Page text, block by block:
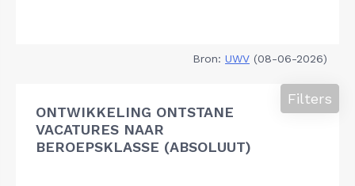
Bron: UWV (08-06-2026)
ONTWIKKELING ONTSTANE
VACATURES NAAR
BEROEPSKLASSE (ABSOLUUT)
Filters